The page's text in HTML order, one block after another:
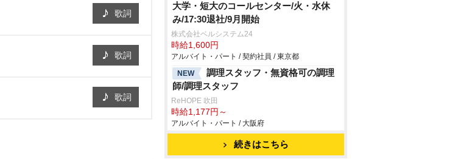
歌詞
歌詞
歌詞
大学・短大のコールセンター/火・水休
み/17:30退社/9月開始
株式会社ベルシステム24
時給1,600円
アルバイト・パート / 契約社員 / 東京都
NEW
調理スタッフ・無資格可の調理
師/調理スタッフ
ReHOPE 吹田
時給1,177円～
アルバイト・パート / 大阪府
続きはこちら